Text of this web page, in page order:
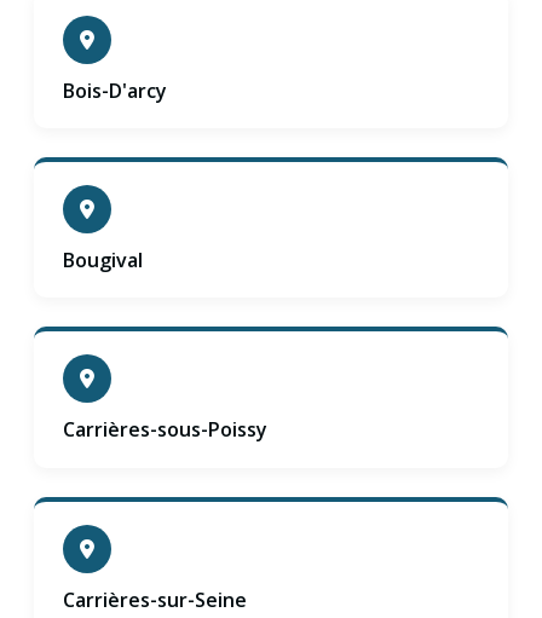
Bois-D'arcy
Bougival
Carrières-sous-Poissy
Carrières-sur-Seine